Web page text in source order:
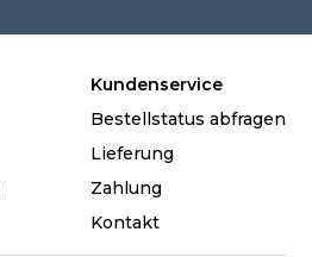
Kundenservice
Bestellstatus abfragen
Lieferung
Zahlung
Kontakt